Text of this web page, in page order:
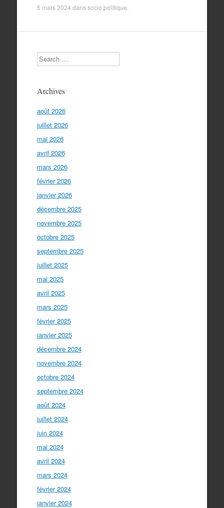
5 mars 2024 danssocio politique
Search
Archives
août 2026
juillet 2026
mai 2026
avril 2026
mars 2026
février 2026
janvier 2026
décembre 2025
novembre 2025
octobre 2025
septembre 2025
juillet 2025
mai 2025
avril 2025
mars 2025
février 2025
janvier 2025
décembre 2024
novembre 2024
octobre 2024
septembre 2024
août 2024
juillet 2024
juin 2024
mai 2024
avril 2024
mars 2024
février 2024
janvier 2024